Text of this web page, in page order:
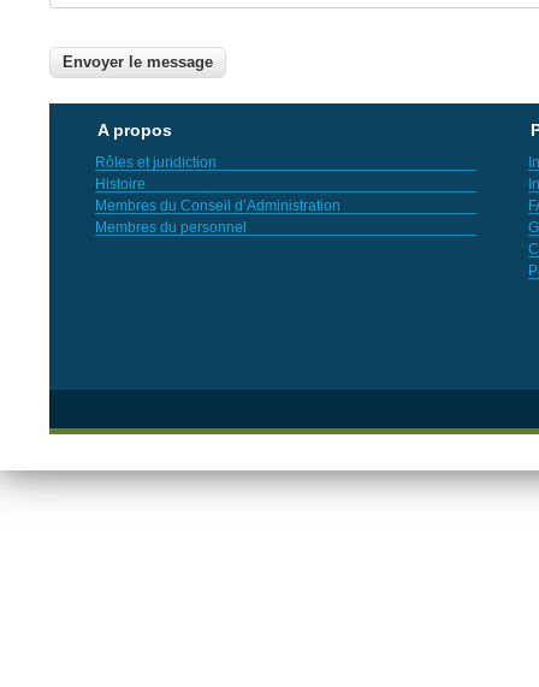
A propos
Rôles et juridiction
Histoire
Membres du Conseil d’Administration
Membres du personnel